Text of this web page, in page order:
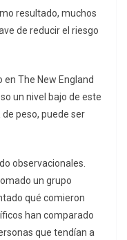
resultado, muchos
de reducir el riesgo
en The New England
un nivel bajo de este
peso, puede ser
observacionales.
un grupo
qué comieron
han comparado
que tendían a